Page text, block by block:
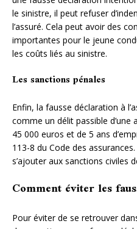
le sinistre, il peut refuser
l’assuré. Cela peut avoir des
importantes pour le jeune
les coûts liés au sinistre.
Les sanctions pénales
Enfin, la fausse déclaration à
comme un délit passible d’une
45 000 euros et de 5 ans
113-8 du Code des
s’ajouter aux sanctions civiles
Comment éviter les
Pour éviter de se retrouver